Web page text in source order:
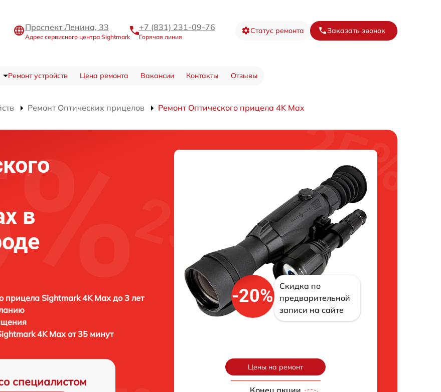
Проспект Ленина, 33
Адрес сервисного центра Sightmark
+7 (831) 231-09-76
Горячая линия
Статус ремонта Заказать звонок
Ремонт устройств Цена ремонта Вакансии Контакты Отзывы
Ремонт Оптических прицелов Ремонт Оптического прицела 4K Max
в
прицела Sightmark 4K Max до 3 лет
4K Max от 35 минут
специалистом
-20%
Скидка по
предварительной
записи на сайте
Цены на ремонт